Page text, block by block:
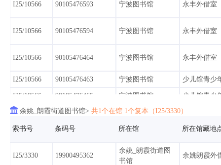
I25/10566 90105476593 宁波图书馆 永丰外借室
I25/10566 90105476594 宁波图书馆 永丰外借室
I25/10566 90105476464 宁波图书馆 永丰外借室
I25/10566 90105476463 宁波图书馆 少儿馆青少
I25/10566 90105476465 宁波图书馆 少儿馆青少
 余姚_朗霞街道图书馆> 共1个在馆 1个复本（I25/3330）
索书号 条码号 所在馆 所在馆藏地
I25/3330 19900495362
余姚_朗霞街道图
书馆
余姚朗霞外